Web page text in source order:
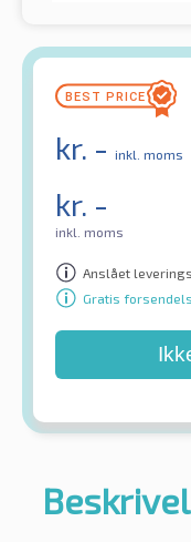
kr. - inkl. moms
kr. -
inkl. moms
Anslået
Gratis